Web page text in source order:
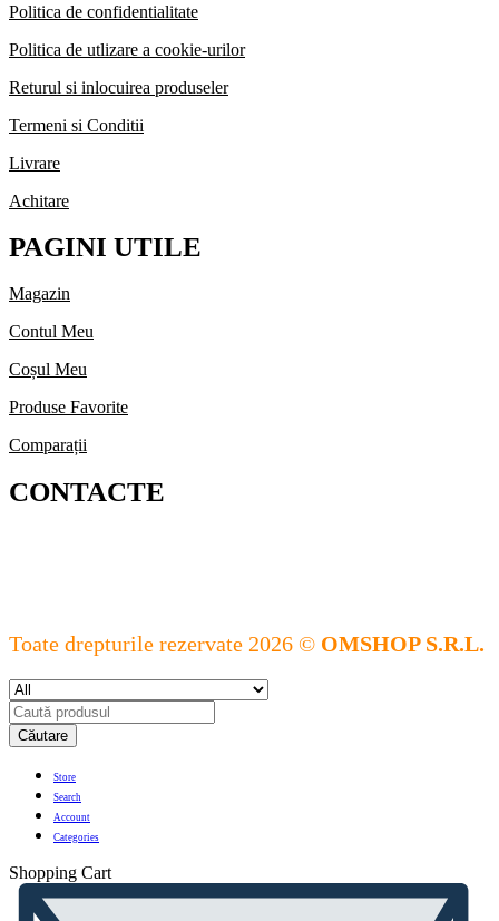
Politica de confidentialitate
Politica de utlizare a cookie-urilor
Returul si inlocuirea produseler
Termeni si Conditii
Livrare
Achitare
PAGINI UTILE
Magazin
Contul Meu
Coșul Meu
Produse Favorite
Comparații
CONTACTE
Toate drepturile rezervate 2026 © OMSHOP S.R.L.
Căutare
Store
Search
Account
Categories
Shopping Cart